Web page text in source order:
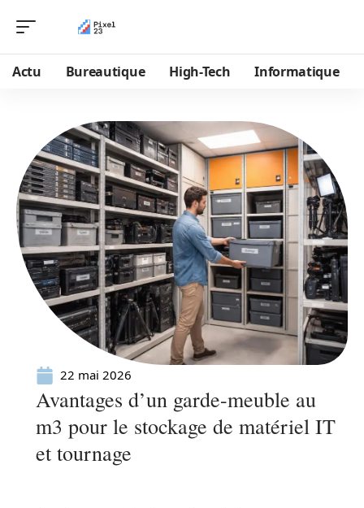
Actu Bureautique High-Tech Informatique
22 mai 2026
Avantages d’un garde-meuble au
m3 pour le stockage de matériel IT
et tournage